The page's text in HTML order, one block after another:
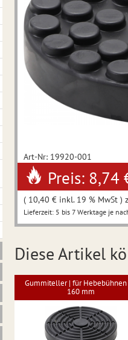
Art-Nr: 19920-001
Preis: 8,74
( 10,40 € inkl. 19 % MwSt )
Lieferzeit: 5 bis 7 Werktage je
Diese Artikel
Gummiteller | für
160 mm